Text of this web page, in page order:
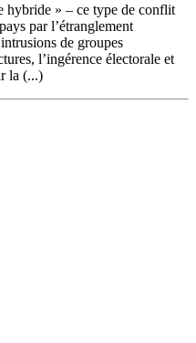
hybride » – ce type de conflit
par l’étranglement
de groupes
l’ingérence électorale et
la (...)